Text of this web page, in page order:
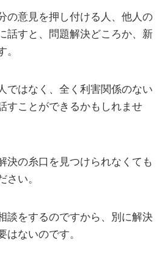
の意見を押し付ける人、他人の
話すと、問題解決どころか、新
。
ではなく、全く利害関係のない
すことができるかもしれませ
決の糸口を見つけられなくても
さい。
談をするのですから、別に解決
はないのです。